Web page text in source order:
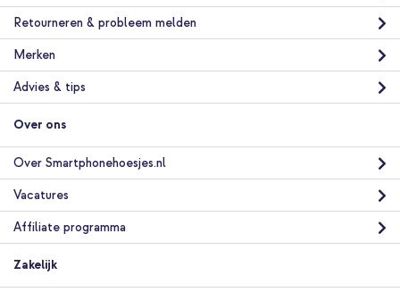
Retourneren & probleem melden
Merken
Advies & tips
Over ons
Over Smartphonehoesjes.nl
Vacatures
Affiliate programma
Zakelijk